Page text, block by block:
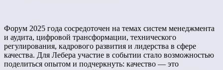
Форум 2025 года сосредоточен на темах систем менеджмента
и аудита, цифровой трансформации, технического
регулирования, кадрового развития и лидерства в сфере
качества. Для Лебера участие в событии стало возможностью
поделиться опытом и подчеркнуть: качество — это